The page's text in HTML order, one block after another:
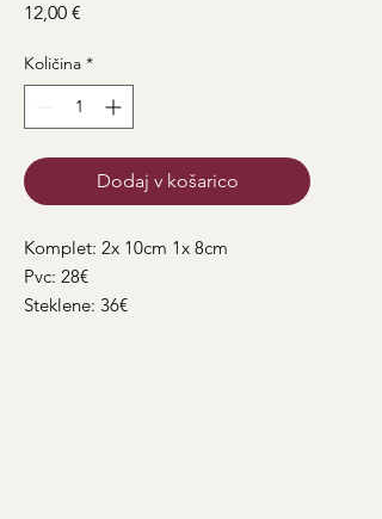
12,00 €
Količina *
Dodaj v košarico
Komplet: 2x 10cm 1x 8cm
Pvc: 28€
Steklene: 36€